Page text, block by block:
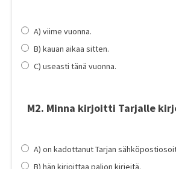
A) viime vuonna.
B) kauan aikaa sitten.
C) useasti tänä vuonna.
M2. Minna kirjoitti Tarjalle
A) on kadottanut Tarjan
B) hän kirjoittaa paljon kirjeitä.